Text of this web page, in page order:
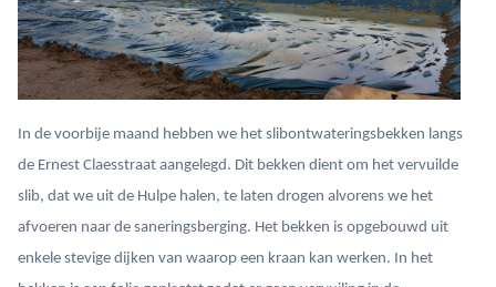
In de voorbije maand hebben we het slibontwateringsbekken langs
de Ernest Claesstraat aangelegd. Dit bekken dient om het vervuilde
slib, dat we uit de Hulpe halen, te laten drogen alvorens we het
afvoeren naar de saneringsberging. Het bekken is opgebouwd uit
enkele stevige dijken van waarop een kraan kan werken. In het